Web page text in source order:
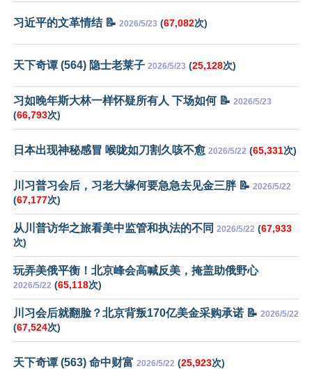
习近平的文革情结 📝 2026/5/23 (67,082次)
天下奇谭 (564) 隐士老莱子 2026/5/23 (25,128次)
习如晚年斯大林一样怀疑所有人 下场如何 📝 2026/5/23
(66,793次)
日本出现神秘感冒 喉咙如刀割久咳不愈 2026/5/22 (65,331次)
川习普习会后，习老大缘何要急急去见金三胖 📝 2026/5/22
(67,177次)
从川普访华之旅看美中监管和执法的不同 2026/5/22 (67,933
次)
玩弄美俄平衡！北京峰会高喊反美，掩盖助俄野心
2026/5/22 (65,118次)
川习会后就翻脸？北京背叛170亿美金采购承诺 📝 2026/5/22
(67,524次)
天下奇谭 (563) 命中财富 2026/5/22 (25,923次)